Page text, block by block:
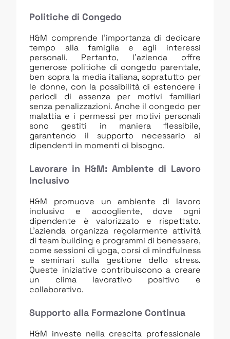
Politiche di Congedo
H&M comprende l’importanza di dedicare
tempo alla famiglia e agli interessi
personali. Pertanto, l’azienda offre
generose politiche di congedo parentale,
ben sopra la media italiana, sopratutto per
le donne, con la possibilità di estendere i
periodi di assenza per motivi familiari
senza penalizzazioni. Anche il congedo per
malattia e i permessi per motivi personali
sono gestiti in maniera flessibile,
garantendo il supporto necessario ai
dipendenti in momenti di bisogno.
Lavorare in H&M: Ambiente di Lavoro
Inclusivo
H&M promuove un ambiente di lavoro
inclusivo e accogliente, dove ogni
dipendente è valorizzato e rispettato.
L’azienda organizza regolarmente attività
di team building e programmi di benessere,
come sessioni di yoga, corsi di mindfulness
e seminari sulla gestione dello stress.
Queste iniziative contribuiscono a creare
un clima lavorativo positivo e
collaborativo.
Supporto alla Formazione Continua
H&M investe nella crescita professionale